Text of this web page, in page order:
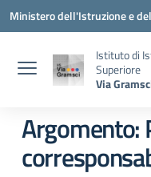
Vai ai contenuti
Vai al menu di navigazione
Vai al footer
Ministero dell'Istruzione e
Istituto di
Superiore
Via
Argomento: